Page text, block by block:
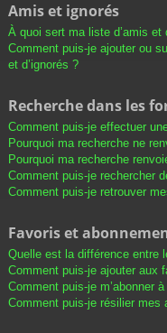
Amis et ignorés
À quoi sert ma liste d’amis et
Comment puis-je ajouter ou
et d’ignorés ?
Recherche dans les
Comment puis-je effectuer
Pourquoi ma recherche ne
Pourquoi ma recherche
Comment puis-je rechercher
Comment puis-je retrouver
Favoris et
Quelle est la différence entre
Comment puis-je ajouter aux
Comment puis-je m’abonner
Comment puis-je résilier mes